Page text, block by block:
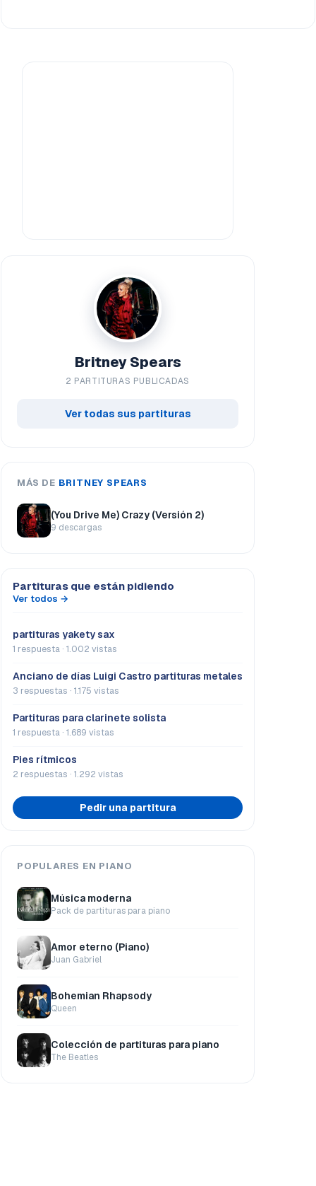
Britney Spears
2 PARTITURAS PUBLICADAS
Ver todas sus partituras
MÁS DE BRITNEY SPEARS
(You Drive Me) Crazy (Versión 2)
9 descargas
Partituras que están pidiendo
Ver todos →
partituras yakety sax
1 respuesta · 1.002 vistas
Anciano de días Luigi Castro partituras metales
3 respuestas · 1.175 vistas
Partituras para clarinete solista
1 respuesta · 1.689 vistas
Pies rítmicos
2 respuestas · 1.292 vistas
Pedir una partitura
POPULARES EN PIANO
Música moderna
Pack de partituras para piano
Amor eterno (Piano)
Juan Gabriel
Bohemian Rhapsody
Queen
Colección de partituras para piano
The Beatles